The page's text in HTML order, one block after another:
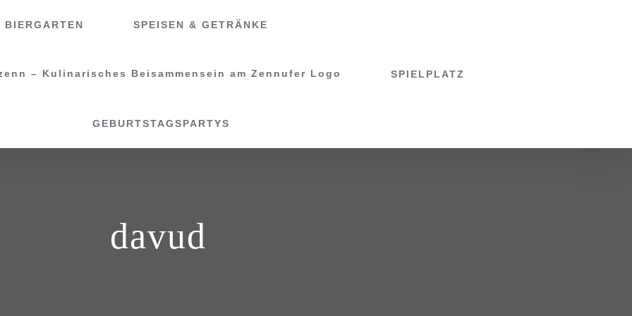
BIERGARTEN SPEISEN & GETRÄNKE
SPIELPLATZ
GEBURTSTAGSPARTYS
davud